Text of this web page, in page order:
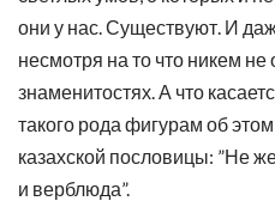
они у нас. Существуют. И
несмотря на то что никем
знаменитостях. А что
такого рода фигурам об
казахской пословицы: ”Не
и верблюда”.